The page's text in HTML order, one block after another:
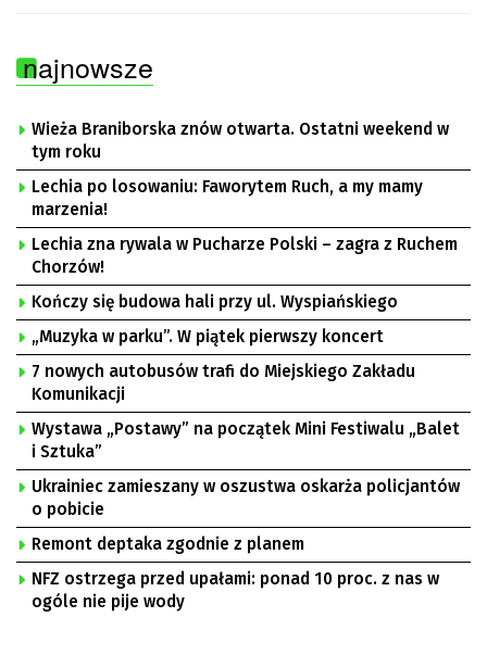
najnowsze
Wieża Braniborska znów otwarta. Ostatni weekend w
tym roku
Lechia po losowaniu: Faworytem Ruch, a my mamy
marzenia!
Lechia zna rywala w Pucharze Polski – zagra z Ruchem
Chorzów!
Kończy się budowa hali przy ul. Wyspiańskiego
„Muzyka w parku”. W piątek pierwszy koncert
7 nowych autobusów trafi do Miejskiego Zakładu
Komunikacji
Wystawa „Postawy” na początek Mini Festiwalu „Balet
i Sztuka”
Ukrainiec zamieszany w oszustwa oskarża policjantów
o pobicie
Remont deptaka zgodnie z planem
NFZ ostrzega przed upałami: ponad 10 proc. z nas w
ogóle nie pije wody